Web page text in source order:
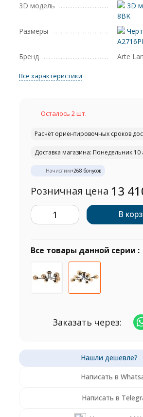
3D модель
3D
8BK
Размеры
Бренд
Arte
Все характеристики
Осталось 2 шт.
Расчёт ориентировочных сроков
Доставка магазина: Понедельник 10
Начислим+268 бонусов
Розничная цена 13
В
Все товары данной серии :
Заказать через:
Написать в
Написать в